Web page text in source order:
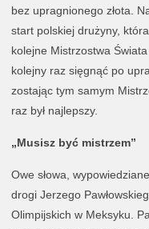
bez upragnionego złota.
start polskiej drużyny,
kolejne Mistrzostwa
kolejny raz sięgnąć po
zostając tym samym
raz był najlepszy.
„Musisz być mistrzem”
Owe słowa,
drogi Jerzego
Olimpijskich w Meksyku.